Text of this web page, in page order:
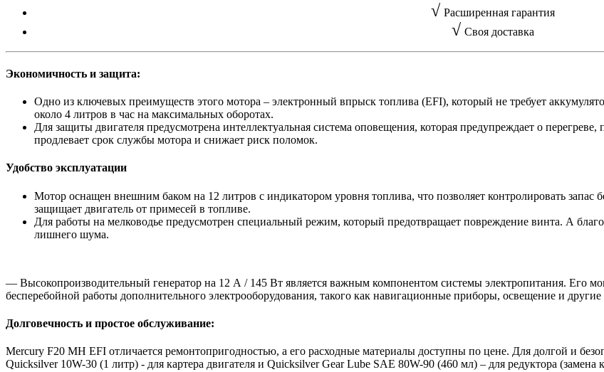
√ Расширенная гарантия
√ Своя доставка
Экономичность и защита:
Одно из ключевых преимуществ этого мотора – электронный впрыск топлива (EFI), который не требует
около 4 литров в час на максимальных оборотах.
Для защиты двигателя предусмотрена интеллектуальная система оповещения, которая предупреждает о
продлевает срок службы мотора и снижает риск поломок.
Удобство эксплуатации
Мотор оснащен внешним баком на 12 литров с индикатором уровня топлива, что позволяет контролировать
защищает двигатель от примесей в топливе.
Для работы на мелководье предусмотрен специальный режим, который предотвращает повреждение винта. А
лишнего шума.
— Высокопроизводительный генератор на 12 А / 145 Вт является важным компонентом системы электропитания. Его
бесперебойной работы дополнительного электрооборудования, такого как навигационные приборы, освещение и другие
Долговечность и простое обслуживание:
Mercury F20 MH EFI отличается ремонтопригодностью, а его расходные материалы доступны по цене. Для долгой и
Quicksilver 10W-30 (1 литр) - для картера двигателя и Quicksilver Gear Lube SAE 80W-90 (460 мл) – для редуктора (замена